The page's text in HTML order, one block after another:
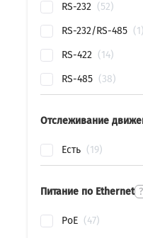
RS-232
52
RS-232/RS-485
1
RS-422
14
RS-485
38
Отслеживание
Есть 19
Питание по Ethernet ?
PoE
47